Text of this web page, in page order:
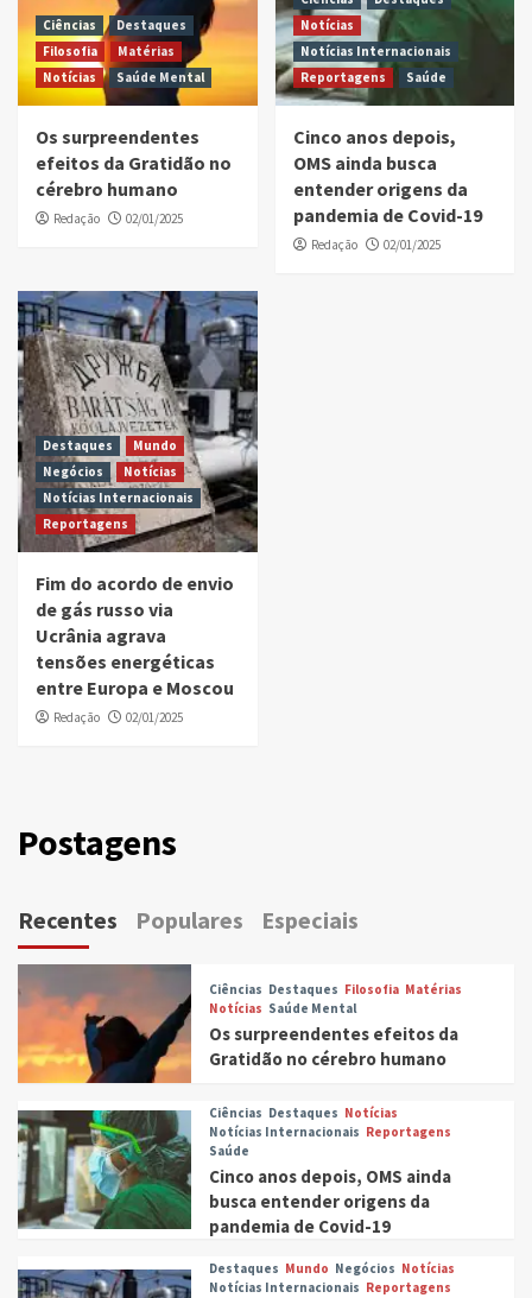
Ciências
Destaques
Filosofia
Matérias
Notícias
Saúde Mental
Os surpreendentes
efeitos da Gratidão no
cérebro humano
Redação 02/01/2025
Notícias
Notícias Internacionais
Reportagens
Saúde
Cinco anos depois,
OMS ainda busca
entender origens da
pandemia de Covid-19
Redação 02/01/2025
Destaques
Mundo
Negócios
Notícias
Notícias Internacionais
Reportagens
Fim do acordo de envio
de gás russo via
Ucrânia agrava
tensões energéticas
entre Europa e Moscou
Redação 02/01/2025
Postagens
Recentes Populares Especiais
Ciências Destaques Filosofia Matérias
Notícias Saúde Mental
Os surpreendentes efeitos da
Gratidão no cérebro humano
Ciências Destaques Notícias
Notícias Internacionais Reportagens
Saúde
Cinco anos depois, OMS ainda
busca entender origens da
pandemia de Covid-19
Destaques Mundo Negócios Notícias
Notícias Internacionais Reportagens